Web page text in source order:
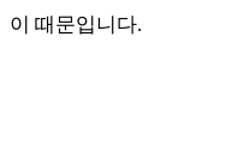
이 때문입니다.